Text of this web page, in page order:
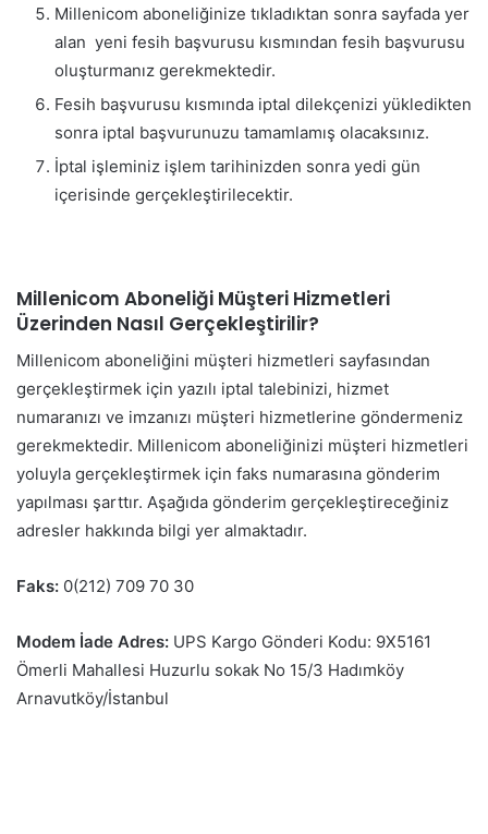
Millenicom aboneliğinize tıkladıktan sonra sayfada yer
alan yeni fesih başvurusu kısmından fesih başvurusu
oluşturmanız gerekmektedir.
Fesih başvurusu kısmında iptal dilekçenizi yükledikten
sonra iptal başvurunuzu tamamlamış olacaksınız.
İptal işleminiz işlem tarihinizden sonra yedi gün
içerisinde gerçekleştirilecektir.
Millenicom Aboneliği Müşteri Hizmetleri
Üzerinden Nasıl Gerçekleştirilir?
Millenicom aboneliğini müşteri hizmetleri sayfasından
gerçekleştirmek için yazılı iptal talebinizi, hizmet
numaranızı ve imzanızı müşteri hizmetlerine göndermeniz
gerekmektedir. Millenicom aboneliğinizi müşteri hizmetleri
yoluyla gerçekleştirmek için faks numarasına gönderim
yapılması şarttır. Aşağıda gönderim gerçekleştireceğiniz
adresler hakkında bilgi yer almaktadır.
Faks: 0(212) 709 70 30
Modem İade Adres: UPS Kargo Gönderi Kodu: 9X5161
Ömerli Mahallesi Huzurlu sokak No 15/3 Hadımköy
Arnavutköy/İstanbul